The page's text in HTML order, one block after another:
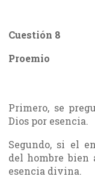
Cuestión 8
Proemio
Primero, se
Dios por esencia.
Segundo, si el
del hombre bien
esencia divina.